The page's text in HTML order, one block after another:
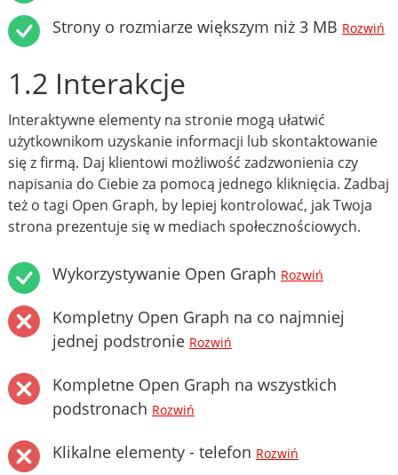
Strony o rozmiarze większym niż 3 MB Rozwiń
1.2 Interakcje
Interaktywne elementy na stronie mogą ułatwić
użytkownikom uzyskanie informacji lub skontaktowanie
się z firmą. Daj klientowi możliwość zadzwonienia czy
napisania do Ciebie za pomocą jednego kliknięcia. Zadbaj
też o tagi Open Graph, by lepiej kontrolować, jak Twoja
strona prezentuje się w mediach społecznościowych.
Wykorzystywanie Open Graph Rozwiń
Kompletny Open Graph na co najmniej
jednej podstronie Rozwiń
Kompletne Open Graph na wszystkich
podstronach Rozwiń
Klikalne elementy - telefon Rozwiń